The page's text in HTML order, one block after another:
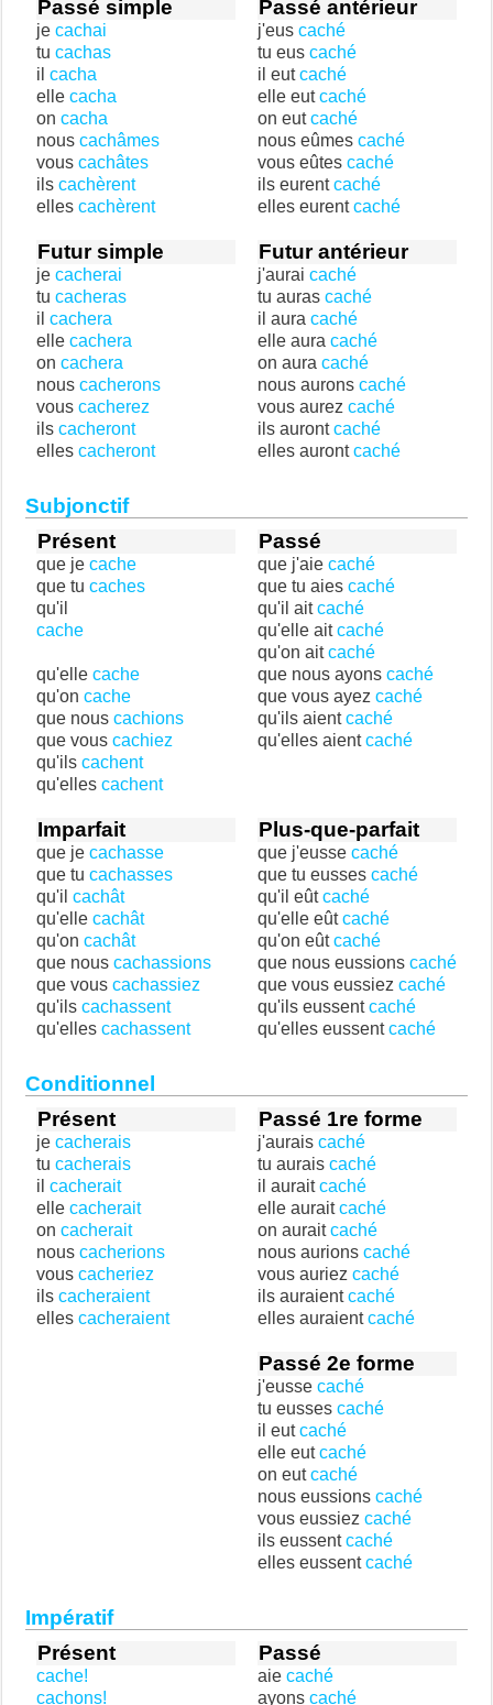
Passé simple
je cachai
tu cachas
il cacha
elle cacha
on cacha
nous cachâmes
vous cachâtes
ils cachèrent
elles cachèrent
Passé antérieur
j'eus caché
tu eus caché
il eutcaché
elle eutcaché
on eutcaché
nous eûmes caché
vous eûtes caché
ils eurentcaché
elles eurentcaché
Futur simple
je cacherai
tu cacheras
il cachera
elle cachera
on cachera
nous cacherons
vous cacherez
ils cacheront
elles cacheront
Futur antérieur
j'aurai caché
tu auras caché
il aura caché
elle aura caché
on aura caché
nous aurons caché
vous aurez caché
ils aurontcaché
elles aurontcaché
Subjonctif
Présent
que je cache
que tu caches
qu'il
cache
qu'elle cache
qu'on cache
que nous cachions
que vous cachiez
qu'ils cachent
qu'elles cachent
Passé
que j'aie caché
que tu aies caché
qu'il aitcaché
qu'elle aitcaché
qu'on aitcaché
que nous ayons caché
que vous ayez caché
qu'ils aientcaché
qu'elles aientcaché
Imparfait
que je cachasse
que tu cachasses
qu'il cachât
qu'elle cachât
qu'on cachât
que nous cachassions
que vous cachassiez
qu'ils cachassent
qu'elles cachassent
Plus-que-parfait
que j'eusse caché
que tu eusses caché
qu'il eûtcaché
qu'elle eûtcaché
qu'on eûtcaché
que nous eussions caché
que vous eussiez caché
qu'ils eussentcaché
qu'elles eussentcaché
Conditionnel
Présent
je cacherais
tu cacherais
il cacherait
elle cacherait
on cacherait
nous cacherions
vous cacheriez
ils cacheraient
elles cacheraient
Passé 1re forme
j'aurais caché
tu aurais caché
il auraitcaché
elle auraitcaché
on auraitcaché
nous aurions caché
vous auriez caché
ils auraientcaché
elles auraientcaché
Passé 2e forme
j'eusse caché
tu eusses caché
il eutcaché
elle eutcaché
on eutcaché
nous eussions caché
vous eussiez caché
ils eussentcaché
elles eussentcaché
Impératif
Présent
cache!
cachons!
Passé
aie caché
ayons caché